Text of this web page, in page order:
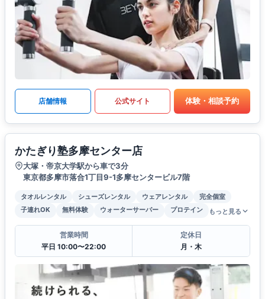
店舗情報 公式サイト 体験・相談予約
かたぎり塾多摩センター店
大塚・帝京大学駅から車で3分
東京都多摩市落合1丁目9-1多摩センタービル7階
タオルレンタル シューズレンタル ウェアレンタル
完全個室
子連れOK
無料体験 ウォーターサーバー プロテイン もっと見る
営業時間
平日 10:00〜22:00
定休日
月・木